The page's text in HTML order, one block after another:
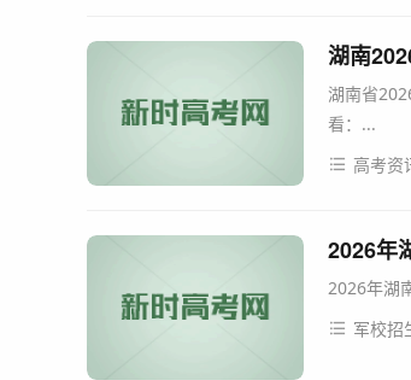
湖南
湖南省
看：...
高考资
2026年
2026年湖
军校招